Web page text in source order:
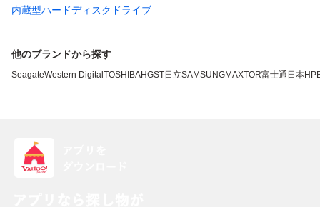
内蔵型ハードディスクドライブ
他のブランドから探す
SeagateWestern Digital TOSHIBAHGST日立SAMSUNGMAXTOR富士通 日本HP